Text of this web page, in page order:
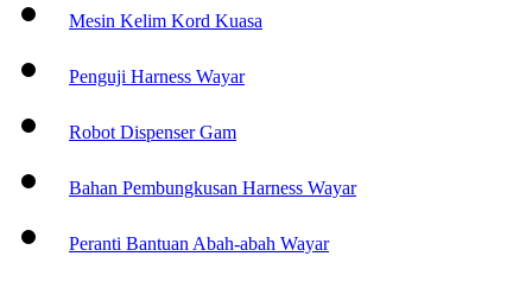
Mesin Kelim Kord Kuasa
Penguji Harness Wayar
Robot Dispenser Gam
Bahan Pembungkusan Harness Wayar
Peranti Bantuan Abah-abah Wayar